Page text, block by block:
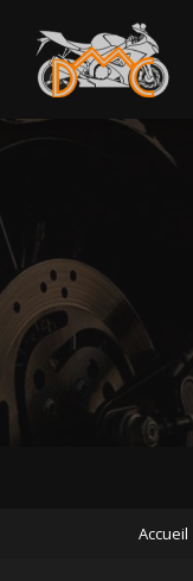
contenu
principal
Accueil